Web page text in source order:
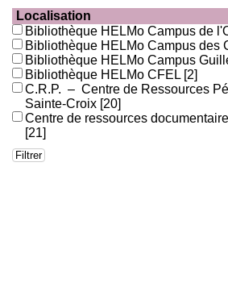
Localisation
Bibliothèque HELMo Campus de
Bibliothèque HELMo Campus des
Bibliothèque HELMo Campus
Bibliothèque HELMo CFEL [2]
C.R.P. – Centre de Ressources
Sainte-Croix [20]
Centre de ressources
[21]